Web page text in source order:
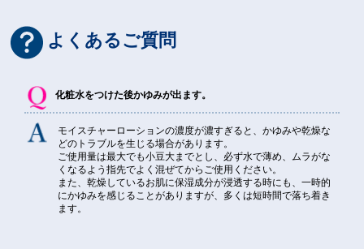
よくあるご質問
化粧水をつけた後かゆみが出ます。
モイスチャーローションの濃度が濃すぎると、かゆみや乾燥な
どのトラブルを生じる場合があります。
ご使用量は最大でも小豆大までとし、必ず水で薄め、ムラがな
くなるよう指先でよく混ぜてからご使用ください。
また、乾燥しているお肌に保湿成分が浸透する時にも、一時的
にかゆみを感じることがありますが、多くは短時間で落ち着き
ます。